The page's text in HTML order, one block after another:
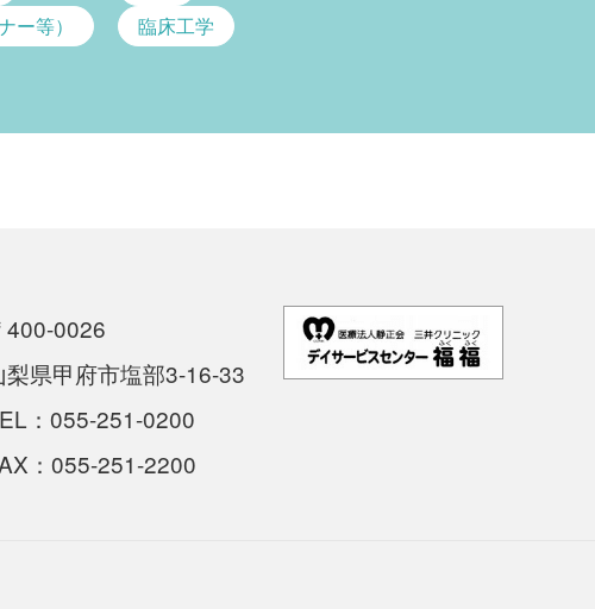
ー等）
臨床工学
400-0026
梨県甲府市塩部3-16-33
：055-251-0200
：055-251-2200